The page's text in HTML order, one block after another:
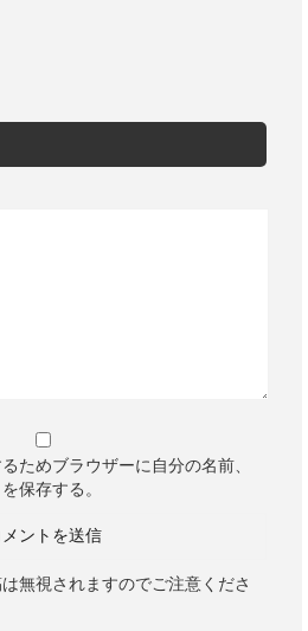
ためブラウザーに自分の名前、
保存する。
無視されますのでご注意くださ